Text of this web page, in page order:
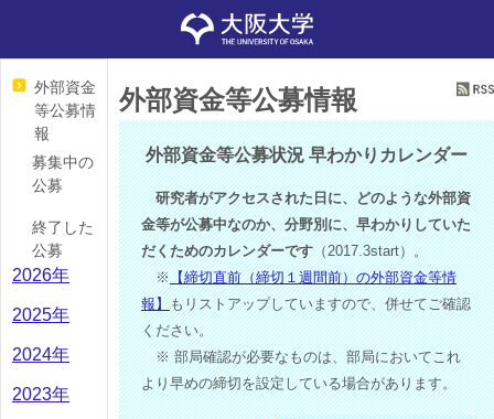
外部資金
等公募情
報
募集中の
公募
終了した
公募
2026年
2025年
2024年
2023年
外部資金等公募情報
外部資金等公募状況 早わかりカレンダー
研究者がアクセスされた日に、どのような外部資
金等が公募中なのか、分野別に、早わかりしていた
だくためのカレンダーです（2017.3start）。
※【締切直前（締切１週間前）の外部資金等情
報】もリストアップしていますので、併せてご確認
ください。
※ 部局確認が必要なものは、部局においてこれ
より早めの締切を設定している場合があります。